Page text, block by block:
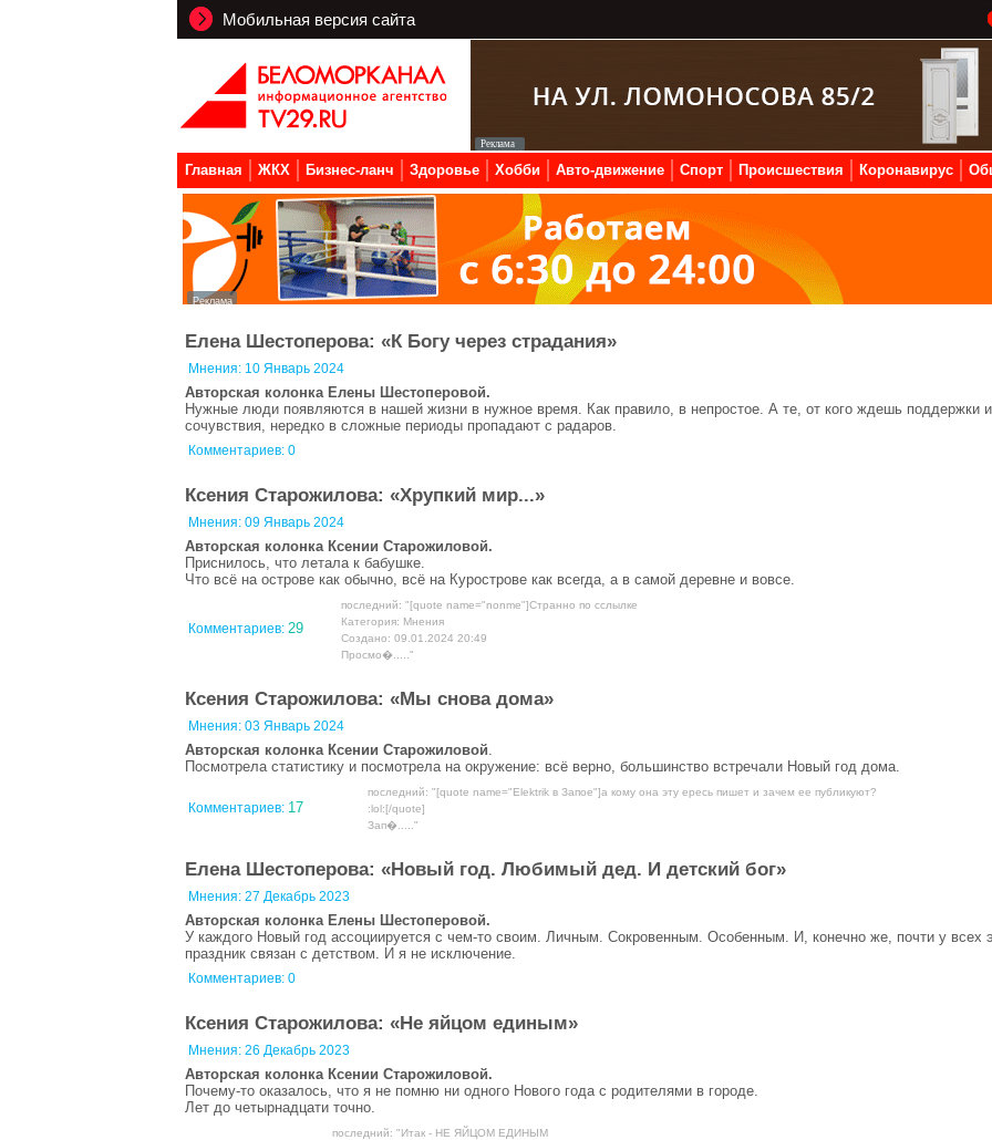
Мобильная версия сайта
Главная ЖКХ Бизнес-ланч Здоровье Хобби Авто-движение Спорт Происшествия Коронавирус
Елена Шестоперова: «К Богу через страдания»
Мнения: 10 Январь 2024
Авторская колонка Елены Шестоперовой.
Нужные люди появляются в нашей жизни в нужное время. Как правило, в непростое. А те, от кого ждешь поддержки и
сочувствия, нередко в сложные периоды пропадают с радаров.
Комментариев: 0
Ксения Старожилова: «Хрупкий мир...»
Мнения: 09 Январь 2024
Авторская колонка Ксении Старожиловой.
Приснилось, что летала к бабушке.
Что всё на острове как обычно, всё на Курострове как всегда, а в самой деревне и вовсе.
Комментариев: 29
последний: "[quote name="nonme"]Странно по сслылке
Категория: Мнения
Создано: 09.01.2024 20:49
Просмо�....."
Ксения Старожилова: «Мы снова дома»
Мнения: 03 Январь 2024
Авторская колонка Ксении Старожиловой.
Посмотрела статистику и посмотрела на окружение: всё верно, большинство встречали Новый год дома.
Комментариев: 17
последний: "[quote name="Elektrik в Запое"]а кому она эту ересь пишет и зачем ее публикуют?
:lol:[/quote]
Зап�....."
Елена Шестоперова: «Новый год. Любимый дед. И детский бог»
Мнения: 27 Декабрь 2023
Авторская колонка Елены Шестоперовой.
У каждого Новый год ассоциируется с чем-то своим. Личным. Сокровенным. Особенным. И, конечно же, почти у всех
праздник связан с детством. И я не исключение.
Комментариев: 0
Ксения Старожилова: «Не яйцом единым»
Мнения: 26 Декабрь 2023
Авторская колонка Ксении Старожиловой.
Почему-то оказалось, что я не помню ни одного Нового года с родителями в городе.
Лет до четырнадцати точно.
последний: "Итак - НЕ ЯЙЦОМ ЕДИНЫМ